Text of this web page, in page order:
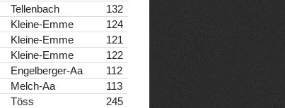
Tellenbach
132
Kleine-Emme
124
Kleine-Emme
121
Kleine-Emme
122
Engelberger-Aa
112
Melch-Aa
113
Töss
245